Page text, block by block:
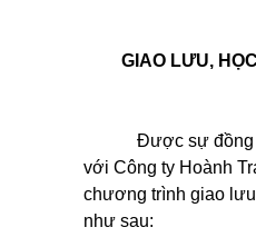
GIAO LƯU,
Được sự đồng
với Công ty Hoành
chương trình giao
như sau: